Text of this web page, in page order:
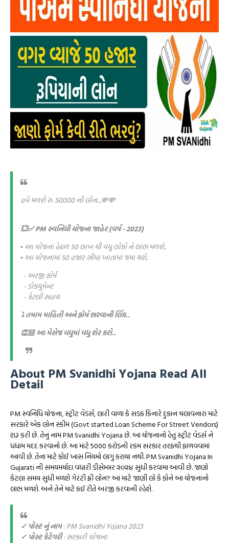
હવે મળશે રુ. 50000 ની લોન....💸💸
💥✅ PM સ્વનિધી યોજના જાહેર (વર્ષ - 2023)
▪️ આ યોજના હેઠળ 50 લાખ થી વધુ લોકો ને લાભ મળશે..
▪️ આ યોજનામાં 50 હજાર સીધા ખાતામાં જમા થશે..
- અરજી ફોર્મ
- ડોક્યુમેન્ટ
- કેટલી સહાય
⤵️ તમામ માહિતી અને ફોર્મ ભરવાની લિંક..
👏🏻 આ મેસેજ વધુમાં વધુ શેર કરો..
About PM Svanidhi Yojana Read All
Detail
PM સ્વનિધિ યોજના, સ્ટ્રીટ વેંડર્સ, લારી વાળા કે સડક કિનારે દુકાન ચલાવનારા માટે
સરકારે એક લોન સ્કીમ (Govt started Loan Scheme For Street Vendors)
શરૂ કરી છે. તેનું નામ PM Svanidhi Yojana છે. આ યોજનાનો હેતુ સ્ટ્રીટ વેંડર્સ ને
ધંધામ મદદ કરવાનો છે. આ માટે 5000 કરોડની રકમ સરકાર તરફથી ફાળવવામાં
આવી છે. તેના માટે કોઈ ખાસ નિયમો લાગુ કરાયા નથી. PM Svanidhi Yojana In
Gujarati ની સમયમર્યાદા વધારી ડીસેમ્બર ૨૦૨૪ સુધી કરવામા આવી છે. જાણો
કેટલા સમય સુધી મળશે ગેરંટી ફ્રી લોન? આ માટે જાણી લો કે કોને આ યોજનાનો
લાભ મળશે. અને તેને માટે કઈ રીતે અરજી કરવાની રહેશે.
✓ પોસ્ટ નું નામ: PM Svanidhi Yojana 2023
✓ પોસ્ટ કેટેગરી: સરકારી યોજના